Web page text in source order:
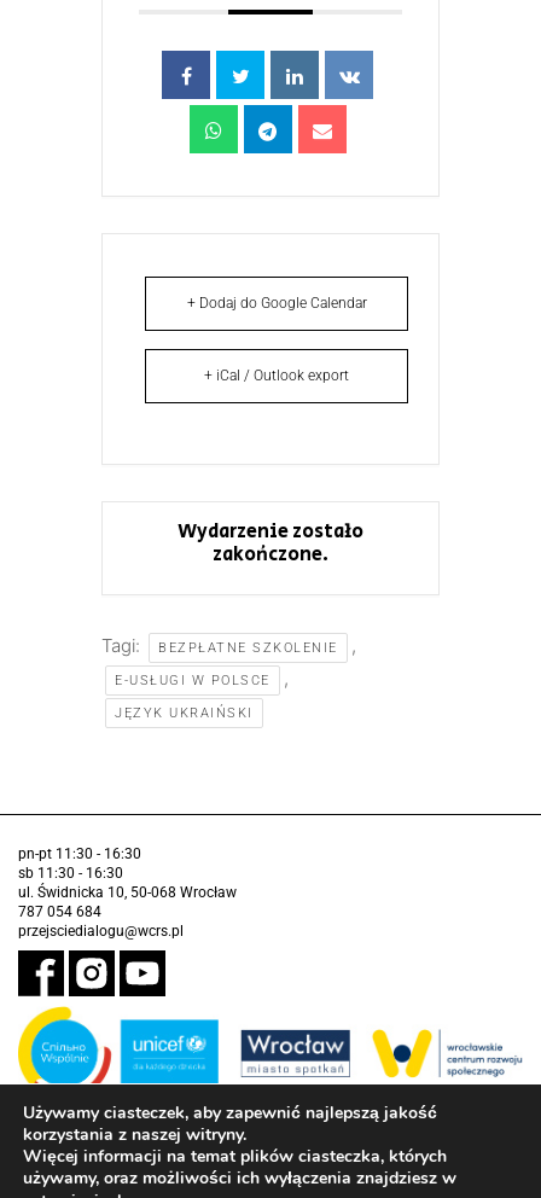
+ Dodaj do Google Calendar
+ iCal / Outlook export
Wydarzenie zostało
zakończone.
Tagi: BEZPŁATNE SZKOLENIE ,
E-USŁUGI W POLSCE ,
JĘZYK UKRAIŃSKI
pn-pt 11:30 - 16:30
sb 11:30 - 16:30
ul. Świdnicka 10, 50-068 Wrocław
787 054 684
przejsciedialogu@wcrs.pl
Zadanie realizowane ze środków Gminy Wrocław w partnerstwie z
Funduszem Narodów Zjednoczonych na Rzecz Dzieci (UNICEF)
Deklaracja dostępności
Używamy ciasteczek, aby zapewnić najlepszą jakość
korzystania z naszej witryny.
Więcej informacji na temat plików ciasteczka, których
używamy, oraz możliwości ich wyłączenia znajdziesz w